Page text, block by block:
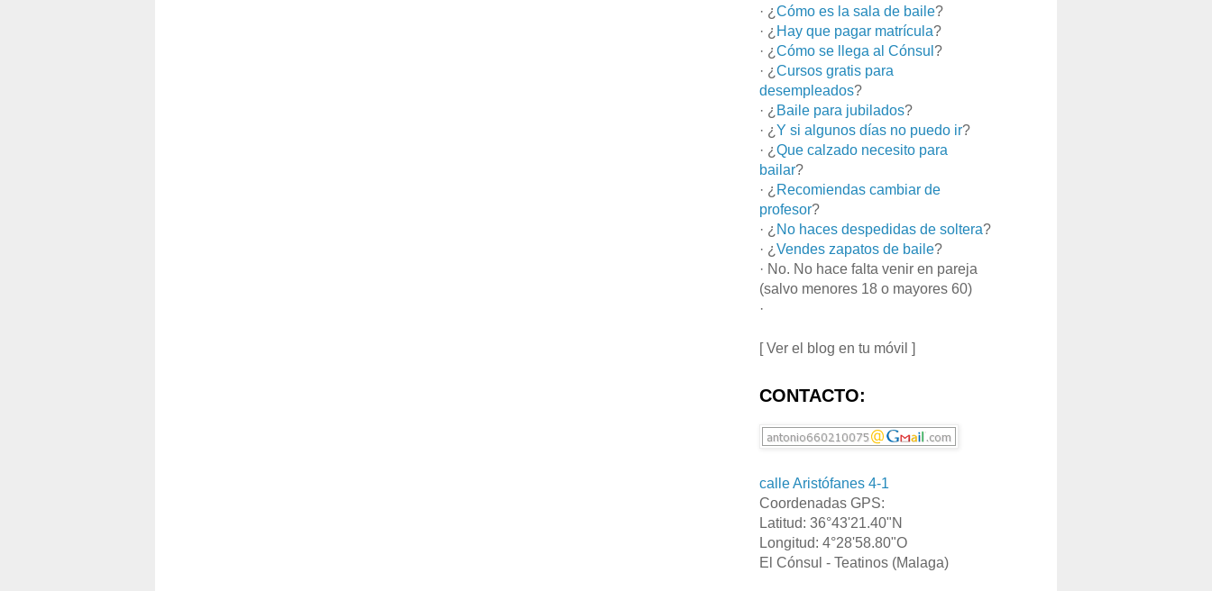
· ¿ Cómo es la sala de baile?
· ¿ Hay que pagar matrícula?
· ¿ Cómo se llega al Cónsul ?
· ¿ Cursos gratis para
desempleados?
· ¿ Baile para jubilados?
· ¿ Y si algunos días no puedo ir?
· ¿ Que calzado necesito para
bailar?
· ¿ Recomiendas cambiar de
profesor?
· ¿ No haces despedidas de soltera?
· ¿ Vendes zapatos de baile?
· No. No hace falta venir en pareja
(salvo menores 18 o mayores 60)
·
[ Ver el blog en tu móvil ]
CONTACTO:
calle Aristófanes 4-1
Coordenadas GPS:
Latitud: 36°43'21.40"N
Longitud: 4°28'58.80"O
El Cónsul - Teatinos (Malaga)